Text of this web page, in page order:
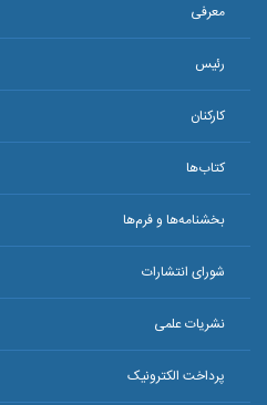
معرفی
رئیس
کارکنان
کتاب‌ها
بخشنامه‌ها و فرم‌ها
شورای انتشارات
نشریات علمی
پرداخت الکترونیک